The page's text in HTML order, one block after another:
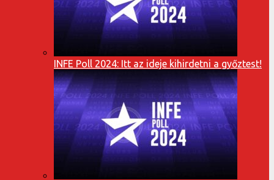
INFE Poll 2024: Itt az ideje kihirdetni a győztest!